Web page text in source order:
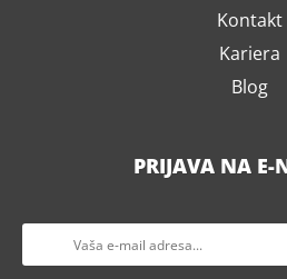
Kontakt
Kariera
Blog
PRIJAVA NA E-